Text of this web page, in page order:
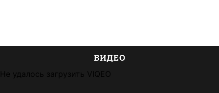
ВИДЕО
Не удалось загрузить VIQEO